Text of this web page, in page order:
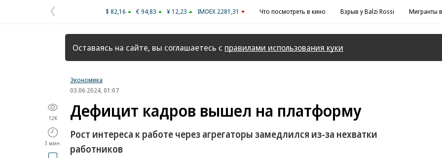
Предыдущая
страница
$ 82,16 € 94,83 ¥ 12,23 IMOEX 2281,31 Что посмотреть в кино Взрыв у Balzi Rossi Мигранты
Оставаясь на сайте, вы соглашаетесь с правилами использования куки
Экономика
03.06.2024, 01:07
12K
3 мин.
Дефицит кадров вышел на платформу
Рост интереса к работе через агрегаторы замедлился из-за нехватки
работников